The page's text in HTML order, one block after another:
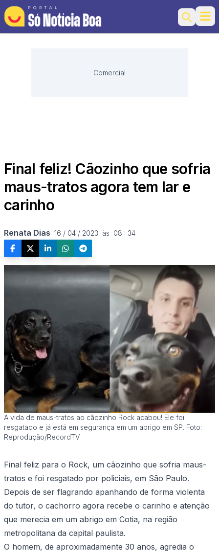
Search
Comercial
Final feliz! Cãozinho que sofria
maus-tratos agora tem lar e
carinho
Renata Dias 16 / 04 / 2023  às  08 : 34
A vida de maus-tratos ao cãozinho Rock acabou! Ele foi
resgatado e já está em segurança em um abrigo em SP. Foto:
Reprodução/RecordTV
Final feliz para o Rock, um cãozinho que sofria maus-
tratos e foi resgatado por policiais, em São Paulo.
Depois de ser flagrando apanhando de forma violenta
do tutor, o cachorro agora recebe o carinho e atenção
que merecia em um abrigo em Cotia, na região
metropolitana da capital paulista.
O homem, de aproximadamente 30 anos, agredia o